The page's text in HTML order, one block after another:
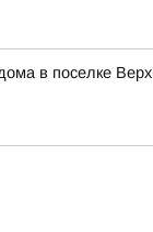
в поселке